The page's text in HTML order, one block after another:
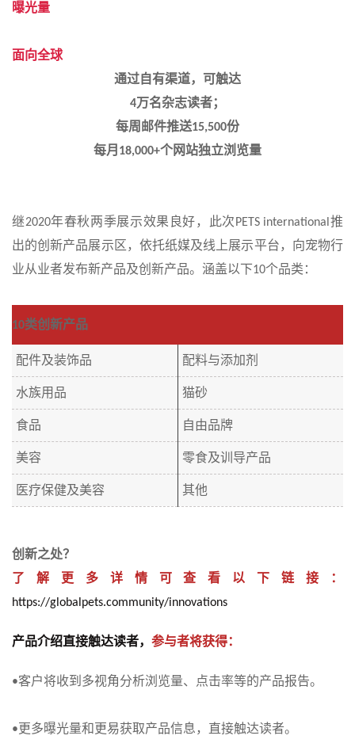
曝光量
面向全球
通过自有渠道，可触达
4万名杂志读者；
每周邮件推送15,500份
每月 18,000+个网站独立浏览量
继2020年春秋两季展示效果良好，此次PETS international推
出的创新产品展示区，依托纸媒及线上展示平台，向宠物行
业从业者发布新产品及创新产品。涵盖以下10个品类：
10类创新产品
配件及装饰品 配料与添加剂
水族用品 猫砂
食品 自由品牌
美容 零食及训导产品
医疗保健及美容 其他
创新之处？
了解更多详情可查看以下链接：
https://globalpets.community/innovations
产品介绍直接触达读者， 参与者将获得：
•客户将收到多视角分析浏览量、点击率等的产品报告。
•更多曝光量和更易获取产品信息，直接触达读者。